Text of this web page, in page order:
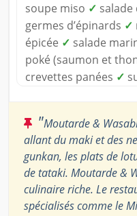
soupe miso ✓ salade
germes d’épinards ✓
épicée ✓ salade
poké (saumon et
crevettes panées ✓
"Moutarde &
allant du maki et des
gunkan, les plats de
de tataki. Moutarde &
culinaire riche. Le
spécialisés comme le